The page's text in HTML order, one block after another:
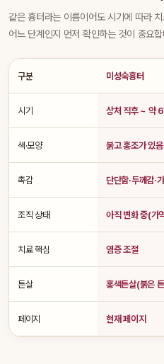
같은 흉터라는 이름이어도 시기에 따라
어느 단계인지 먼저 확인하는 것이 중요
구분 미성숙흉터
시기 상처 직후 ~ 약
색·모양 붉고 홍조가 있음
촉감 단단함·두께감·
조직 상태 아직 변화 중(가
치료 핵심 염증 조절
튼살 홍색튼살(붉은
페이지 현재 페이지